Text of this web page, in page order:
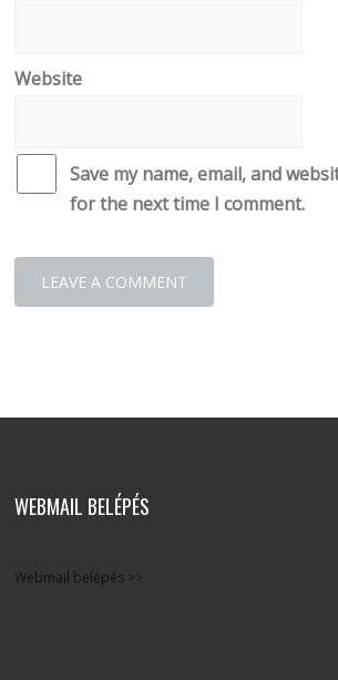
Website
Save my name, email, and
for the next time I comment.
WEBMAIL BELÉPÉS
Webmail belépés >>